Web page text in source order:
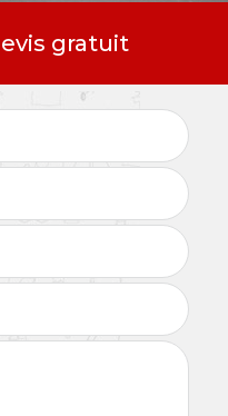
gratuit